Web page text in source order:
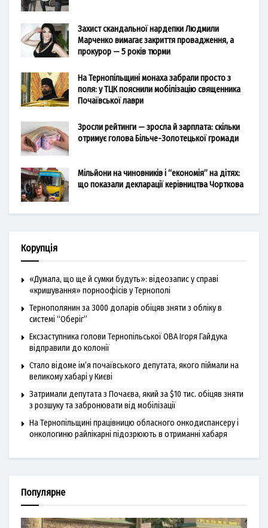
Захист скандальної нардепки Людмили
Марченко вимагає закриття провадження, а
прокурор — 5 років тюрми
На Тернопільщині монаха забрали просто з
поля: у ТЦК пояснили мобілізацію священника
Почаївської лаври
Зросли рейтинги — зросла й зарплата: скільки
отримує голова Більче-Золотецької громади
Мільйони на чиновників і “економія” на дітях:
що показали декларації керівництва Чорткова
Корупція
«Думала, що ще й сумки будуть»: відеозапис у справі
«кришування» порноофісів у Тернополі
Тернополянин за 3000 доларів обіцяв зняти з обліку в
системі “Оберіг”
Ексзаступника голови Тернопільської ОВА Ігоря Гайдука
відправили до колонії
Стало відоме ім’я почаївського депутата, якого піймали на
великому хабарі у Києві
Затримали депутата з Почаєва, який за $10 тис. обіцяв зняти
з розшуку та забронювати від мобілізації
На Тернопільщині працівницю обласного онкодиспансеру і
онкологиню райлікарні підозрюють в отриманні хабаря
Популярне